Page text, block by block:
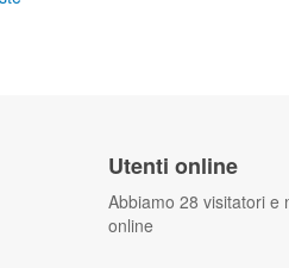
Utenti online
Abbiamo 28 visitatori e
online